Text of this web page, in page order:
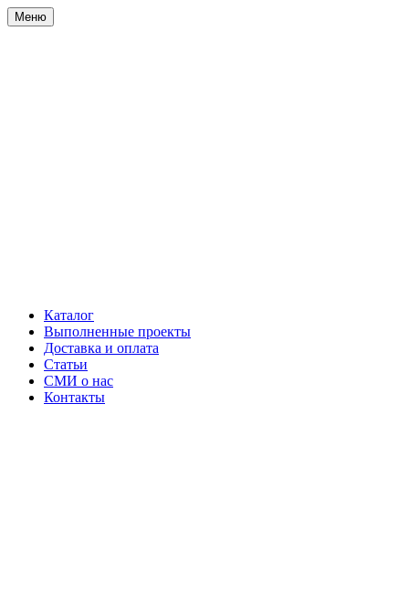
Меню
Каталог
Выполненные проекты
Доставка и оплата
Статьи
СМИ о нас
Контакты